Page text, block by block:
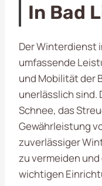
In Bad
Der Winterdienst
umfassende
und Mobilität der
unerlässlich sind.
Schnee, das
Gewährleistung
zuverlässiger
zu vermeiden
wichtigen